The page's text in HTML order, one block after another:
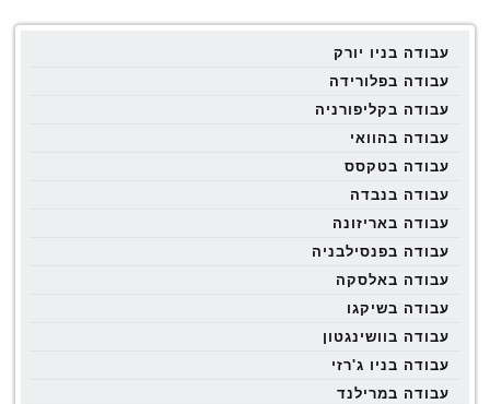
עבודה בניו יורק
עבודה בפלורידה
עבודה בקליפורניה
עבודה בהוואי
עבודה בטקסס
עבודה בנבדה
עבודה באריזונה
עבודה בפנסילבניה
עבודה באלסקה
עבודה בשיקגו
עבודה בוושינגטון
עבודה בניו ג'רזי
עבודה במרילנד